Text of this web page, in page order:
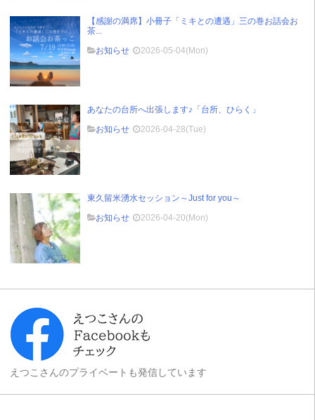
【感謝の満席】小冊子「ミキとの遭遇」三の巻お話会お
茶...
お知らせ
2026-05-04(Mon)
あなたの台所へ出張します♪「台所、ひらく」
お知らせ
2026-04-28(Tue)
東久留米湧水セッション～Just for you～
お知らせ
2026-04-20(Mon)
えつこさんのプライベートも発信しています